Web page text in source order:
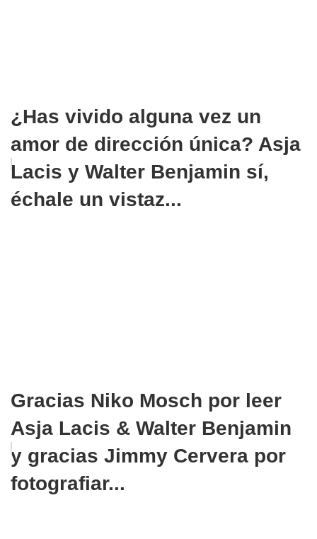
¿Has vivido alguna vez un
amor de dirección única? Asja
Lacis y Walter Benjamin sí,
échale un vistaz...
Gracias Niko Mosch por leer
Asja Lacis & Walter Benjamin
y gracias Jimmy Cervera por
fotografiar...